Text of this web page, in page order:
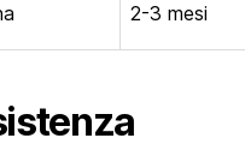
2-3 mesi